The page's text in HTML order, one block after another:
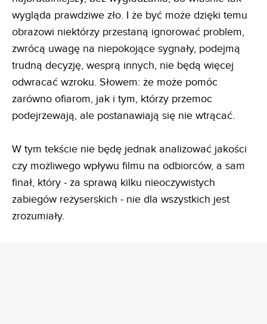
wygląda prawdziwe zło. I że być może dzięki temu
obrazowi niektórzy przestaną ignorować problem,
zwrócą uwagę na niepokojące sygnały, podejmą
trudną decyzję, wesprą innych, nie będą więcej
odwracać wzroku. Słowem: że może pomóc
zarówno ofiarom, jak i tym, którzy przemoc
podejrzewają, ale postanawiają się nie wtrącać.
W tym tekście nie będę jednak analizować jakości
czy możliwego wpływu filmu na odbiorców, a sam
finał, który - za sprawą kilku nieoczywistych
zabiegów reżyserskich - nie dla wszystkich jest
zrozumiały.